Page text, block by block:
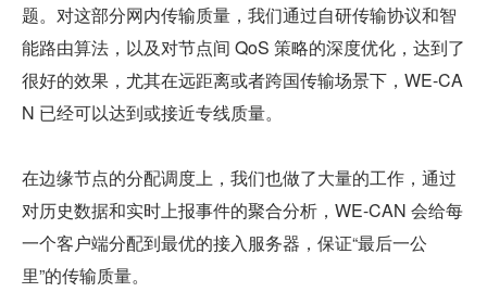
题。对这部分网内传输质量，我们通过自研传输协议和智
能路由算法，以及对节点间 QoS 策略的深度优化，达到了
很好的效果，尤其在远距离或者跨国传输场景下，WE-CA
N 已经可以达到或接近专线质量。
在边缘节点的分配调度上，我们也做了大量的工作，通过
对历史数据和实时上报事件的聚合分析，WE-CAN 会给每
一个客户端分配到最优的接入服务器，保证“最后一公
里”的传输质量。